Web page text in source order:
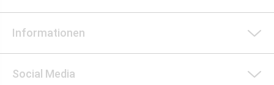
Informationen
Social Media